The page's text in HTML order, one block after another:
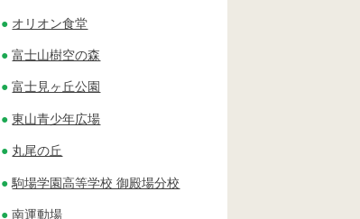
オリオン食堂
富士山樹空の森
富士見ヶ丘公園
東山青少年広場
丸尾の丘
駒場学園高等学校 御殿場分校
南運動場